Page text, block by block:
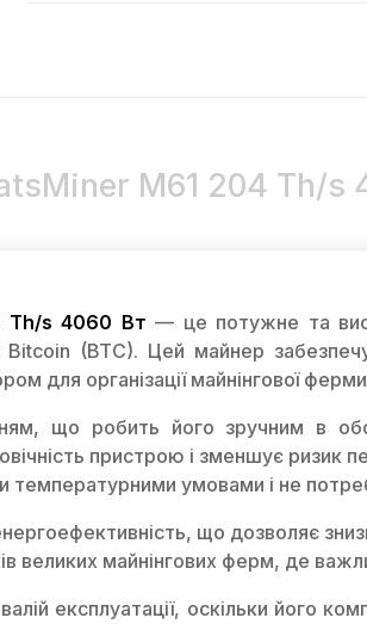
M61 204 Th/s
Th/s 4060 Вт — це потужне та
(BTC). Цей майнер
для організації майнінгової
що робить його зручним в
пристрою і зменшує ризик
температурними умовами і не
що дозволяє
великих майнінгових ферм, де
експлуатації, оскільки його